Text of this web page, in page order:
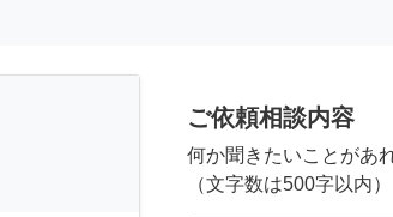
ご依頼相談内容
何か聞きたいことがあ
（文字数は500字以内）